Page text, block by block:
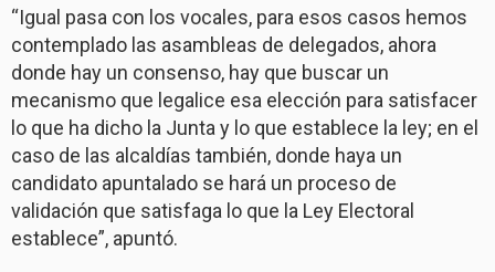
“Igual pasa con los vocales, para esos casos hemos
contemplado las asambleas de delegados, ahora
donde hay un consenso, hay que buscar un
mecanismo que legalice esa elección para satisfacer
lo que ha dicho la Junta y lo que establece la ley; en el
caso de las alcaldías también, donde haya un
candidato apuntalado se hará un proceso de
validación que satisfaga lo que la Ley Electoral
establece”, apuntó.